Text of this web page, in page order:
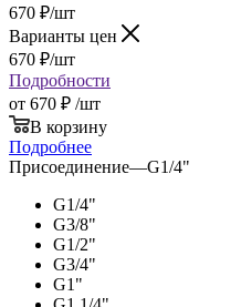
670 ₽/шт
Варианты цен
670 ₽/шт
Подробности
от 670 ₽ /шт
В корзину
Подробнее
Присоединение—G1/4"
G1/4"
G3/8"
G1/2"
G3/4"
G1"